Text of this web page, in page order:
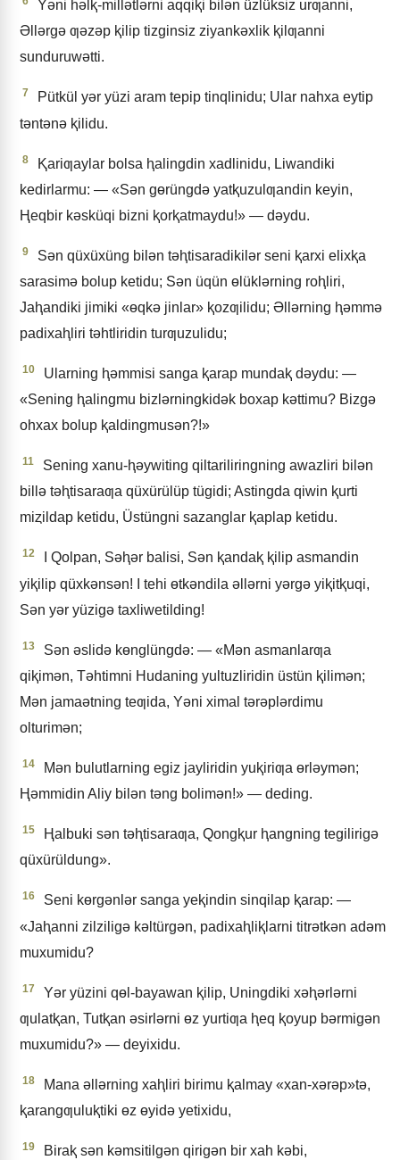
Yǝni hǝlⱪ-millǝtlǝrni aqqiⱪi bilǝn üzlüksiz urƣanni,
Əllǝrgǝ ƣǝzǝp ⱪilip tizginsiz ziyankǝxlik ⱪilƣanni
sunduruwǝtti.
7
Pütkül yǝr yüzi aram tepip tinqlinidu; Ular nahxa eytip
tǝntǝnǝ ⱪilidu.
8
Ⱪariƣaylar bolsa ⱨalingdin xadlinidu, Liwandiki
kedirlarmu: — «Sǝn gɵrüngdǝ yatⱪuzulƣandin keyin,
Ⱨeqbir kǝsküqi bizni ⱪorⱪatmaydu!» — dǝydu.
9
Sǝn qüxüxüng bilǝn tǝⱨtisaradikilǝr seni ⱪarxi elixⱪa
sarasimǝ bolup ketidu; Sǝn üqün ɵlüklǝrning roⱨliri,
Jaⱨandiki jimiki «ɵqkǝ jinlar» ⱪozƣilidu; Əllǝrning ⱨǝmmǝ
padixaⱨliri tǝhtliridin turƣuzulidu;
10
Ularning ⱨǝmmisi sanga ⱪarap mundaⱪ dǝydu: —
«Sening ⱨalingmu bizlǝrningkidǝk boxap kǝttimu? Bizgǝ
ohxax bolup ⱪaldingmusǝn?!»
11
Sening xanu-ⱨǝywiting qiltariliringning awazliri bilǝn
billǝ tǝⱨtisaraƣa qüxürülüp tügidi; Astingda qiwin ⱪurti
miȥildap ketidu, Üstüngni sazanglar ⱪaplap ketidu.
12
I Qolpan, Sǝⱨǝr balisi, Sǝn ⱪandaⱪ ⱪilip asmandin
yiⱪilip qüxkǝnsǝn! I tehi ɵtkǝndila ǝllǝrni yǝrgǝ yiⱪitⱪuqi,
Sǝn yǝr yüzigǝ taxliwetilding!
13
Sǝn ǝslidǝ kɵnglüngdǝ: — «Mǝn asmanlarƣa
qiⱪimǝn, Tǝhtimni Hudaning yultuzliridin üstün ⱪilimǝn;
Mǝn jamaǝtning teƣida, Yǝni ximal tǝrǝplǝrdimu
olturimǝn;
14
Mǝn bulutlarning egiz jayliridin yuⱪiriƣa ɵrlǝymǝn;
Ⱨǝmmidin Aliy bilǝn tǝng bolimǝn!» — deding.
15
Ⱨalbuki sǝn tǝⱨtisaraƣa, Qongⱪur ⱨangning tegilirigǝ
qüxürüldung».
16
Seni kɵrgǝnlǝr sanga yeⱪindin sinqilap ⱪarap: —
«Jaⱨanni zilziligǝ kǝltürgǝn, padixaⱨliⱪlarni titrǝtkǝn adǝm
muxumidu?
17
Yǝr yüzini qɵl-bayawan ⱪilip, Uningdiki xǝⱨǝrlǝrni
ƣulatⱪan, Tutⱪan ǝsirlǝrni ɵz yurtiƣa ⱨeq ⱪoyup bǝrmigǝn
muxumidu?» — deyixidu.
18
Mana ǝllǝrning xaⱨliri birimu ⱪalmay «xan-xǝrǝp»tǝ,
ⱪarangƣuluⱪtiki ɵz ɵyidǝ yetixidu,
19 Biraⱪ sǝn kǝmsitilgǝn qirigǝn bir xah kǝbi,